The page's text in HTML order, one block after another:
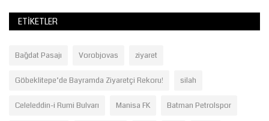
ETIKETLER
Bağdat Pasajı Vorobjovas ziyaret
Göbeklitepe’de Bayramda Ziyaretçi Rekoru! silah
Celeleddin-i Rumi Bulvarı Manisa FK Batman Petrolspor